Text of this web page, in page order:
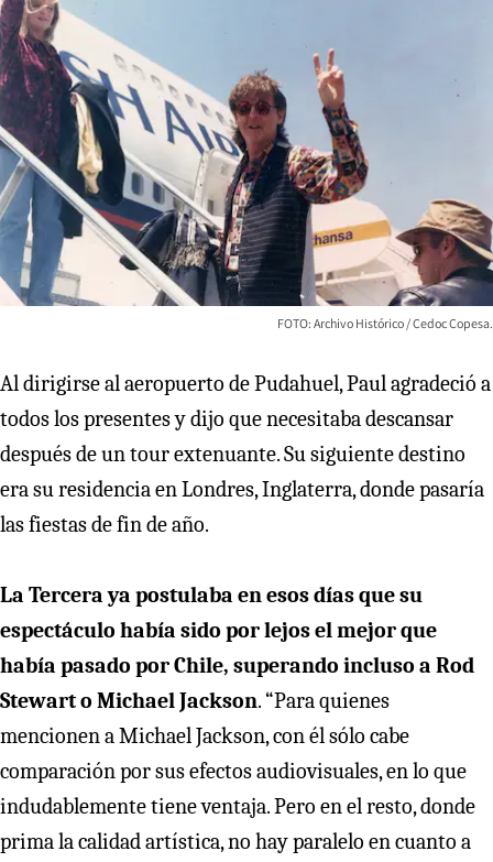
FOTO: Archivo Histórico / Cedoc Copesa.
Al dirigirse al aeropuerto de Pudahuel, Paul agradeció a
todos los presentes y dijo que necesitaba descansar
después de un tour extenuante. Su siguiente destino
era su residencia en Londres, Inglaterra, donde pasaría
las fiestas de fin de año.
La Tercera ya postulaba en esos días que su
espectáculo había sido por lejos el mejor que
había pasado por Chile, superando incluso a Rod
Stewart o Michael Jackson. “Para quienes
mencionen a Michael Jackson, con él sólo cabe
comparación por sus efectos audiovisuales, en lo que
indudablemente tiene ventaja. Pero en el resto, donde
prima la calidad artística, no hay paralelo en cuanto a